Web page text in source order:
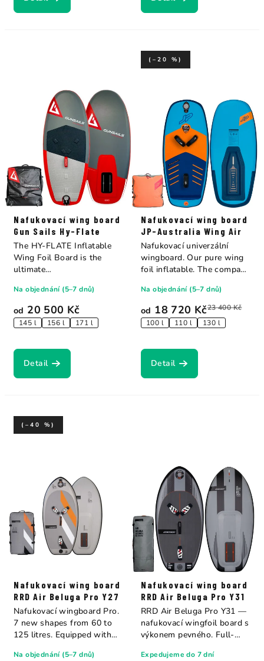
Nafukovací wing board
Gun Sails Hy-Flate
od 20 500 Kč
145 l 156 l 171 l
Na objednání (5–7 dnů)
Detail
The HY-FLATE Inflatable
Wing Foil Board is the
ultimate
Nafukovací wing board
JP-Australia Wing Air
od 18 720 Kč23 400 Kč
(–20 %)
100 l 110 l 130 l
Na objednání (5–7 dnů)
Detail
Nafukovací univerzální
wingboard. Our pure wing
foil inflatable. The compact
Nafukovací wing board
RRD Air Beluga Pro Y27
(–40 %)
Na objednání (5–7 dnů)
Nafukovací wingboard Pro.
7 new shapes from 60 to
125 litres. Equipped with
Nafukovací wing board
RRD Air Beluga Pro Y31
Expedujeme do 7 dní
RRD Air Beluga Pro Y31 —
nafukovací wingfoil board s
výkonem pevného. Full-